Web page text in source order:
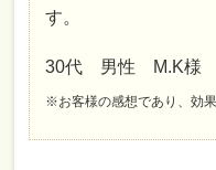
す。
30代 男性 M.K様
※お客様の感想であり、効